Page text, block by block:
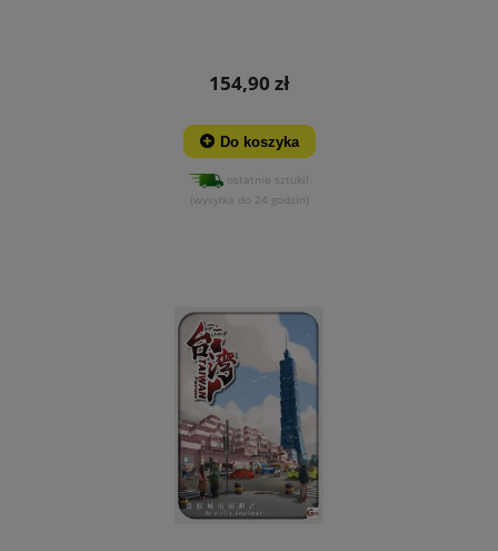
154,90 zł
Do koszyka
ostatnie sztuki!
(wysyłka do 24 godzin)